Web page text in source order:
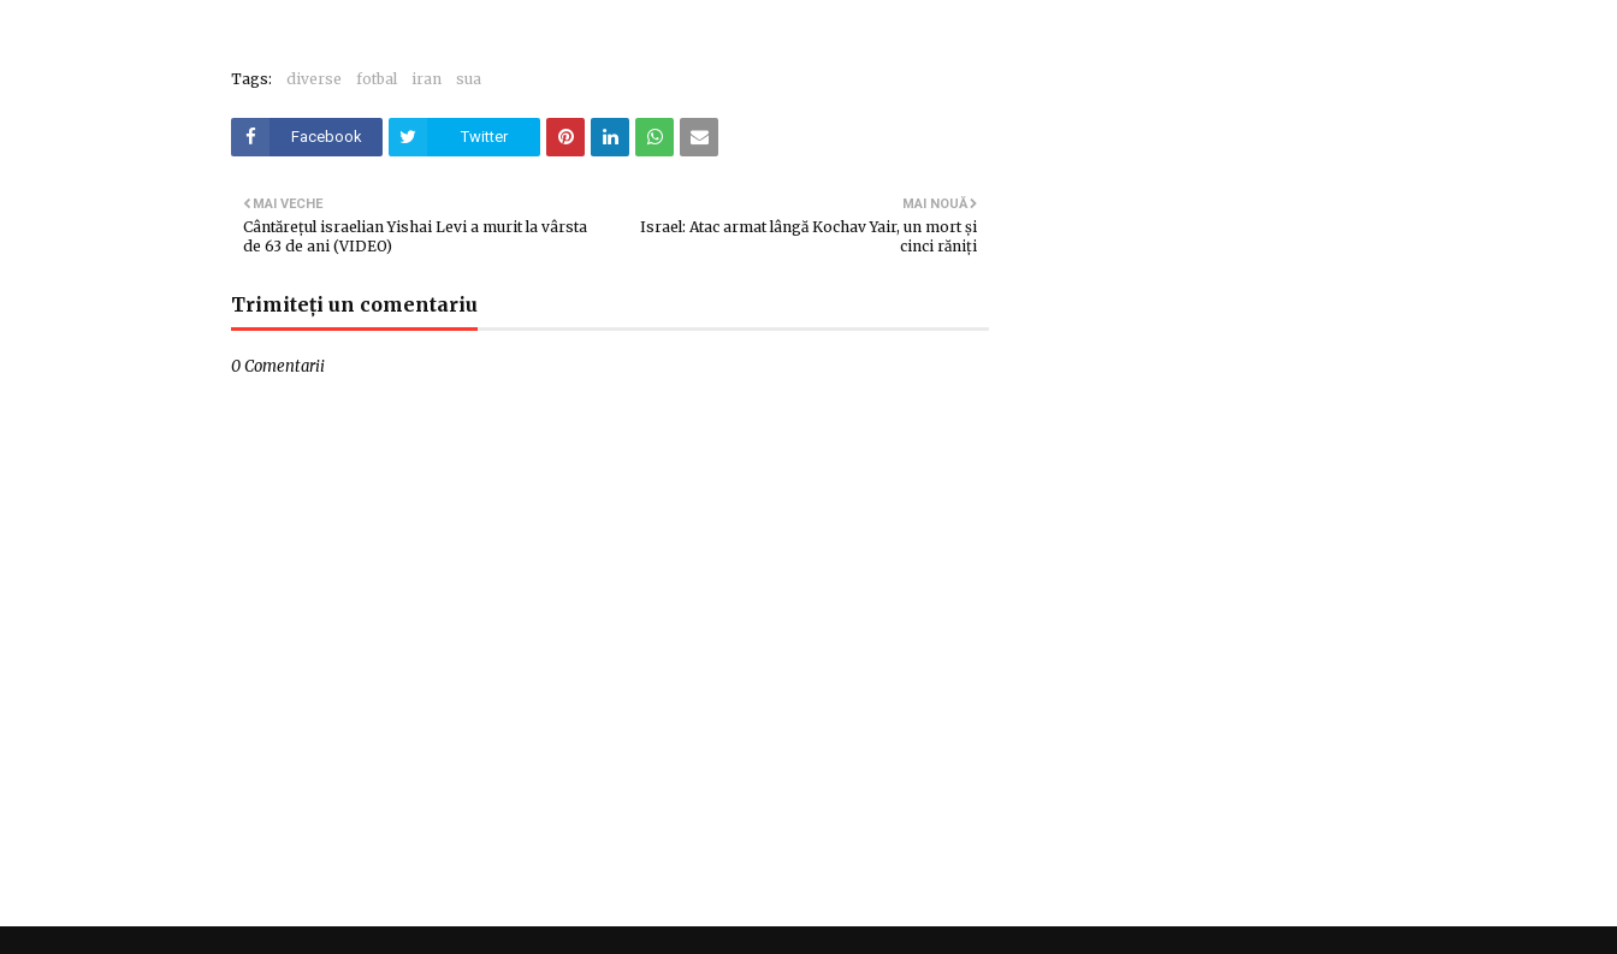
Tags: diverse fotbal iran sua
Facebook Twitter
MAI NOUĂ
Israel: Atac armat lângă Kochav Yair, un mort și
cinci răniți
MAI VECHE
Cântărețul israelian Yishai Levi a murit la vârsta
de 63 de ani (VIDEO)
Trimiteți un comentariu
0 Comentarii